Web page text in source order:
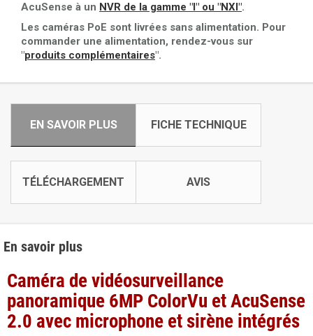
AcuSense à un NVR de la gamme "I" ou "NXI".
Les caméras PoE sont livrées sans alimentation. Pour
commander une alimentation, rendez-vous sur
"produits complémentaires".
EN SAVOIR PLUS FICHE TECHNIQUE
TÉLÉCHARGEMENT AVIS
En savoir plus
Caméra de vidéosurveillance
panoramique 6MP ColorVu et AcuSense
2.0 avec microphone et sirène intégrés